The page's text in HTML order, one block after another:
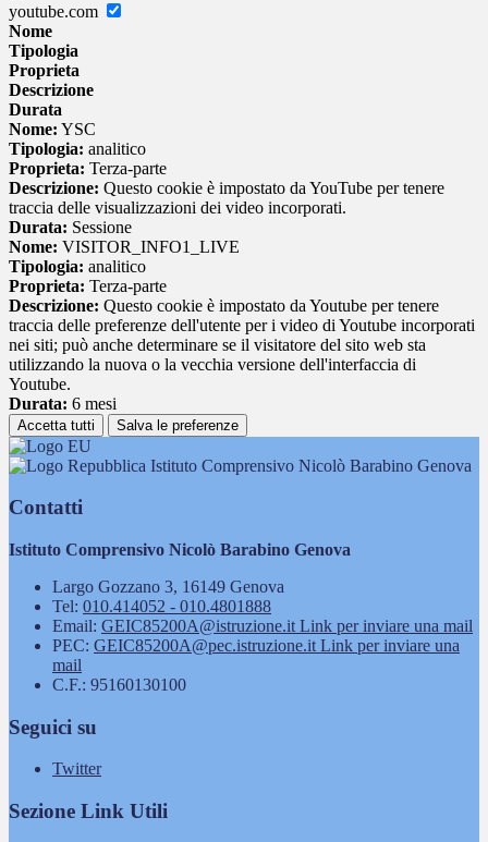
youtube.com
Nome
Tipologia
Proprieta
Descrizione
Durata
Nome: YSC
Tipologia: analitico
Proprieta: Terza-parte
Descrizione: Questo cookie è impostato da YouTube per tenere
traccia delle visualizzazioni dei video incorporati.
Durata: Sessione
Nome: VISITOR_INFO1_LIVE
Tipologia: analitico
Proprieta: Terza-parte
Descrizione: Questo cookie è impostato da Youtube per tenere
traccia delle preferenze dell'utente per i video di Youtube incorporati
nei siti; può anche determinare se il visitatore del sito web sta
utilizzando la nuova o la vecchia versione dell'interfaccia di
Youtube.
Durata: 6 mesi
Accetta tutti Salva le preferenze
Istituto Comprensivo Nicolò Barabino Genova
Contatti
Istituto Comprensivo Nicolò Barabino Genova
Largo Gozzano 3, 16149 Genova
Tel: 010.414052 - 010.4801888
Email: GEIC85200A@istruzione.it Link per inviare una mail
PEC: GEIC85200A@pec.istruzione.it Link per inviare una
mail
C.F.: 95160130100
Seguici su
Twitter
Sezione Link Utili